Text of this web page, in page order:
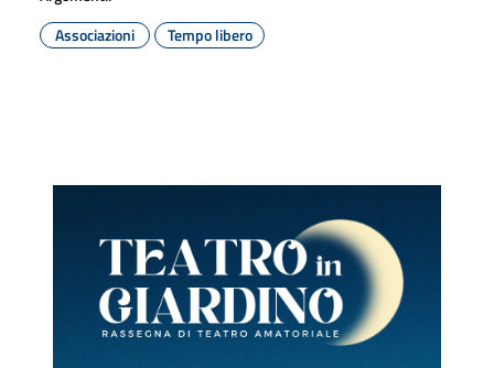
Associazioni
Tempo libero